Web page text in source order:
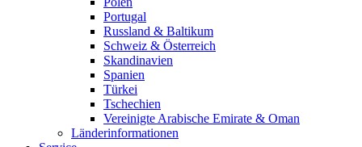
Portugal
Russland & Baltikum
Schweiz & Österreich
Skandinavien
Spanien
Türkei
Tschechien
Vereinigte Arabische Emirate & Oman
Länderinformationen